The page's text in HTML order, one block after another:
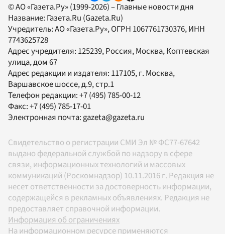
© АО «Газета.Ру» (1999-2026) – Главные новости дня
Название: Газета.Ru (Gazeta.Ru)
Учредитель:АО «Газета.Ру», ОГРН 1067761730376, ИНН
7743625728
Адрес учредителя: 125239, Россия, Москва, Коптевская
улица, дом 67
Адрес редакции и издателя: 117105, г. Москва,
Варшавское шоссе, д.9, стр.1
Телефон редакции:+7 (495) 785-00-12
Факс:+7 (495) 785-17-01
Электронная почта: gazeta@gazeta.ru
Свидетельство о регистрации СМИ Эл № ФС77-67642
выдано федеральной службой по надзору в сфере
связи, информационных технологий и массовых
коммуникаций (Роскомнадзор) 10.11.2016 г. Редакция не
несет ответственности за достоверность информации,
содержащейся в рекламных объявлениях. Редакция не
предоставляет справочной информации.
Информация об ограничениях
На информационном ресурсе применяются